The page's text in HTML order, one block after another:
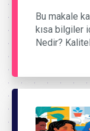
Bu makale
kısa bilgiler
Nedir?